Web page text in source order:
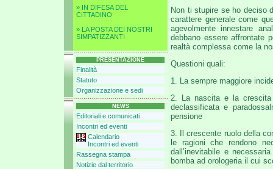
» IN DIFESA DEL
CITTADINO
» LA POSTA DEI NOSTRI
SIMPATIZZANTI
PRESENTAZIONE
Finalità
Statuto
Organizzazione e sedi
NEWS
Editoriali e comunicati
Incontri ed eventi
Calendario
Incontri ed eventi
Rassegna stampa
Notizie dal territorio
Non ti stupire se ho deciso
carattere generale come
agevolmente innestare
debbano essere affrontate
realtà complessa come la
Questioni quali:
1. La sempre maggiore
2. La nascita e la crescita
declassificata e
pensione
3. Il crescente ruolo della
le ragioni che rendono
dall’inevitabile e
bomba ad orologeria il cui